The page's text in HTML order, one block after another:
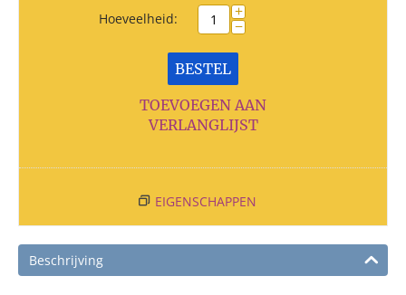
Hoeveelheid: +
−
BESTEL
TOEVOEGEN AAN
VERLANGLIJST
EIGENSCHAPPEN
Beschrijving